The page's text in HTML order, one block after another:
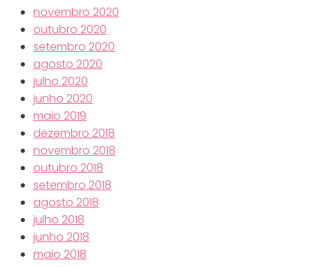
novembro 2020
outubro 2020
setembro 2020
agosto 2020
julho 2020
junho 2020
maio 2019
dezembro 2018
novembro 2018
outubro 2018
setembro 2018
agosto 2018
julho 2018
junho 2018
maio 2018